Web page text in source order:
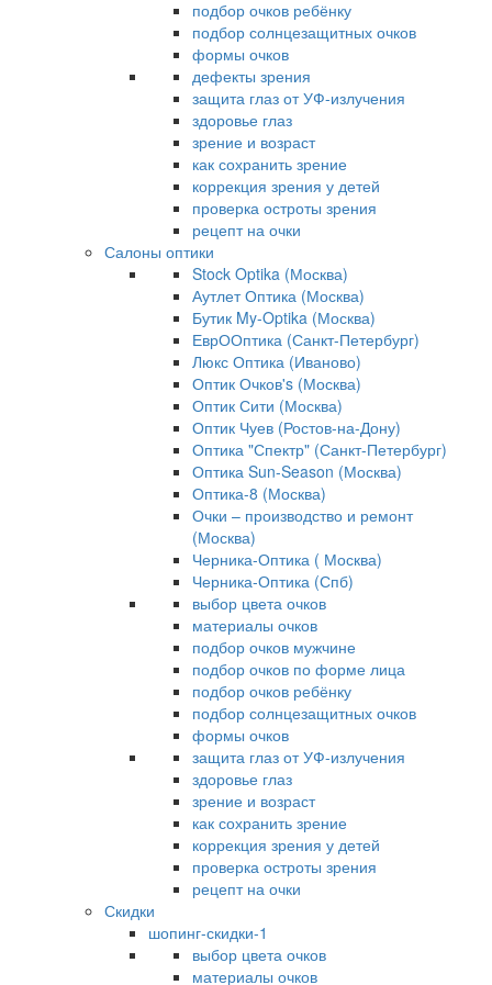
подбор очков ребёнку
подбор солнцезащитных очков
формы очков
дефекты зрения
защита глаз от УФ-излучения
здоровье глаз
зрение и возраст
как сохранить зрение
коррекция зрения у детей
проверка остроты зрения
рецепт на очки
Салоны оптики
Stock Optika (Москва)
Аутлет Оптика (Москва)
Бутик My-Optika (Москва)
ЕврООптика (Санкт-Петербург)
Люкс Оптика (Иваново)
Оптик Очков's (Москва)
Оптик Сити (Москва)
Оптик Чуев (Ростов-на-Дону)
Оптика "Спектр" (Санкт-Петербург)
Оптика Sun-Season (Москва)
Оптика-8 (Москва)
Очки – производство и ремонт
(Москва)
Черника-Оптика ( Москва)
Черника-Оптика (Спб)
выбор цвета очков
материалы очков
подбор очков мужчине
подбор очков по форме лица
подбор очков ребёнку
подбор солнцезащитных очков
формы очков
защита глаз от УФ-излучения
здоровье глаз
зрение и возраст
как сохранить зрение
коррекция зрения у детей
проверка остроты зрения
рецепт на очки
Скидки
шопинг-скидки-1
выбор цвета очков
материалы очков